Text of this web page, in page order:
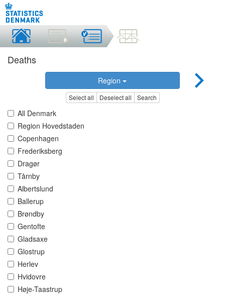
Deaths
Region
Select all Deselect all Search
All Denmark
Region Hovedstaden
Copenhagen
Frederiksberg
Dragør
Tårnby
Albertslund
Ballerup
Brøndby
Gentofte
Gladsaxe
Glostrup
Herlev
Hvidovre
Høje-Taastrup